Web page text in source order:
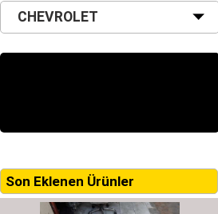
CHEVROLET
Son Eklenen Ürünler